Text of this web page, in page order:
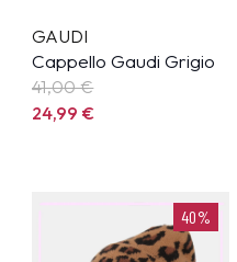
GAUDI
Cappello Gaudi Grigio
41,00 €
24,99€
40%